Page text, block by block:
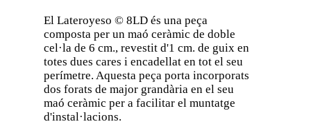
El Lateroyeso © 8LD és una peça
composta per un maó ceràmic de doble
cel·la de 6 cm., revestit d'1 cm. de guix en
totes dues cares i encadellat en tot el seu
perímetre. Aquesta peça porta incorporats
dos forats de major grandària en el seu
maó ceràmic per a facilitar el muntatge
d'instal·lacions.